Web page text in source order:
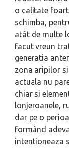
o calitate
schimba,
atât de multe
facut vreun
generatia
zona aripilor
actuala nu
chiar si
lonjeroanele,
dar pe o
formând
intentioneaza